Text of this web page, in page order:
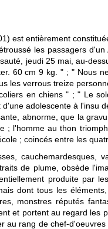
est entièrement
les passagers
jeudi 25 mai, au-
60 cm 9 kg. " ; " Nous
les verrous treize
en chiens " ; " Le
adolescente à l'insu
abnorme, que la
; l'homme au thon
; coincés entre les
cauchemardesques,
de plume, obsède
produite par
dont tous les
monstres réputés
et portent au regard les
au rang de chef-